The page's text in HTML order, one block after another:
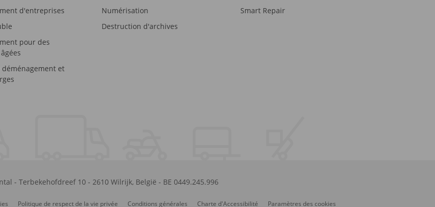
d'entreprises
pour des
déménagement et
Numérisation
Destruction d'archives
Smart Repair
- Terbekehofdreef 10- 2610 Wilrijk, België - BE 0449.245.996
Politique de respect de la vie privée Conditions générales Charte d'Accessibilité Paramètres des cookies